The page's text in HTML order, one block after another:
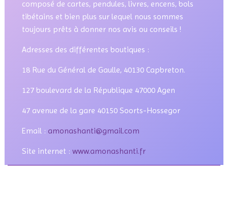
composé de cartes, pendules, livres, encens, bols
tibétains et bien plus sur lequel nous sommes
toujours prêts à donner nos avis ou conseils !
Adresses des différentes boutiques :
18 Rue du Général de Gaulle, 40130 Capbreton.
127 boulevard de la République 47000 Agen
47 avenue de la gare 40150 Soorts-Hossegor
Email : amonashanti@gmail.com
Site internet :www.amonashanti.fr